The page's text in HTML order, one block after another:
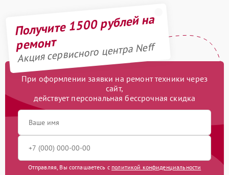
Получите 1500 рублей на
ремонт
Акция сервисного центра Neff
При оформлении заявки на ремонт техники через
сайт,
действует персональная бессрочная скидка
Отправляя, Вы соглашаетесь с политикой конфиденциальности